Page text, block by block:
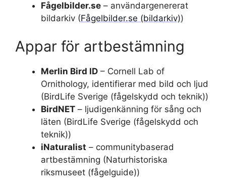
Fågelbilder.se – användargenererat
bildarkiv (Fågelbilder.se (bildarkiv))
Appar för artbestämning
Merlin Bird ID – Cornell Lab of
Ornithology, identifierar med bild och ljud
(BirdLife Sverige (fågelskydd och teknik))
BirdNET – ljudigenkänning för sång och
läten (BirdLife Sverige (fågelskydd och
teknik))
iNaturalist – communitybaserad
artbestämning (Naturhistoriska
riksmuseet (fågelguide))